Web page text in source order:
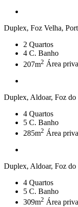
Duplex, Foz Velha,
2 Quartos
4 C. Banho
207m2 Área
Duplex, Aldoar, Foz
4 Quartos
5 C. Banho
285m2 Área
Duplex, Aldoar, Foz
4 Quartos
5 C. Banho
309m2 Área